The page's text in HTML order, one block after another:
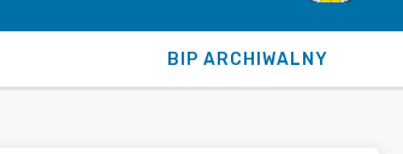
BIP ARCHIWALNY